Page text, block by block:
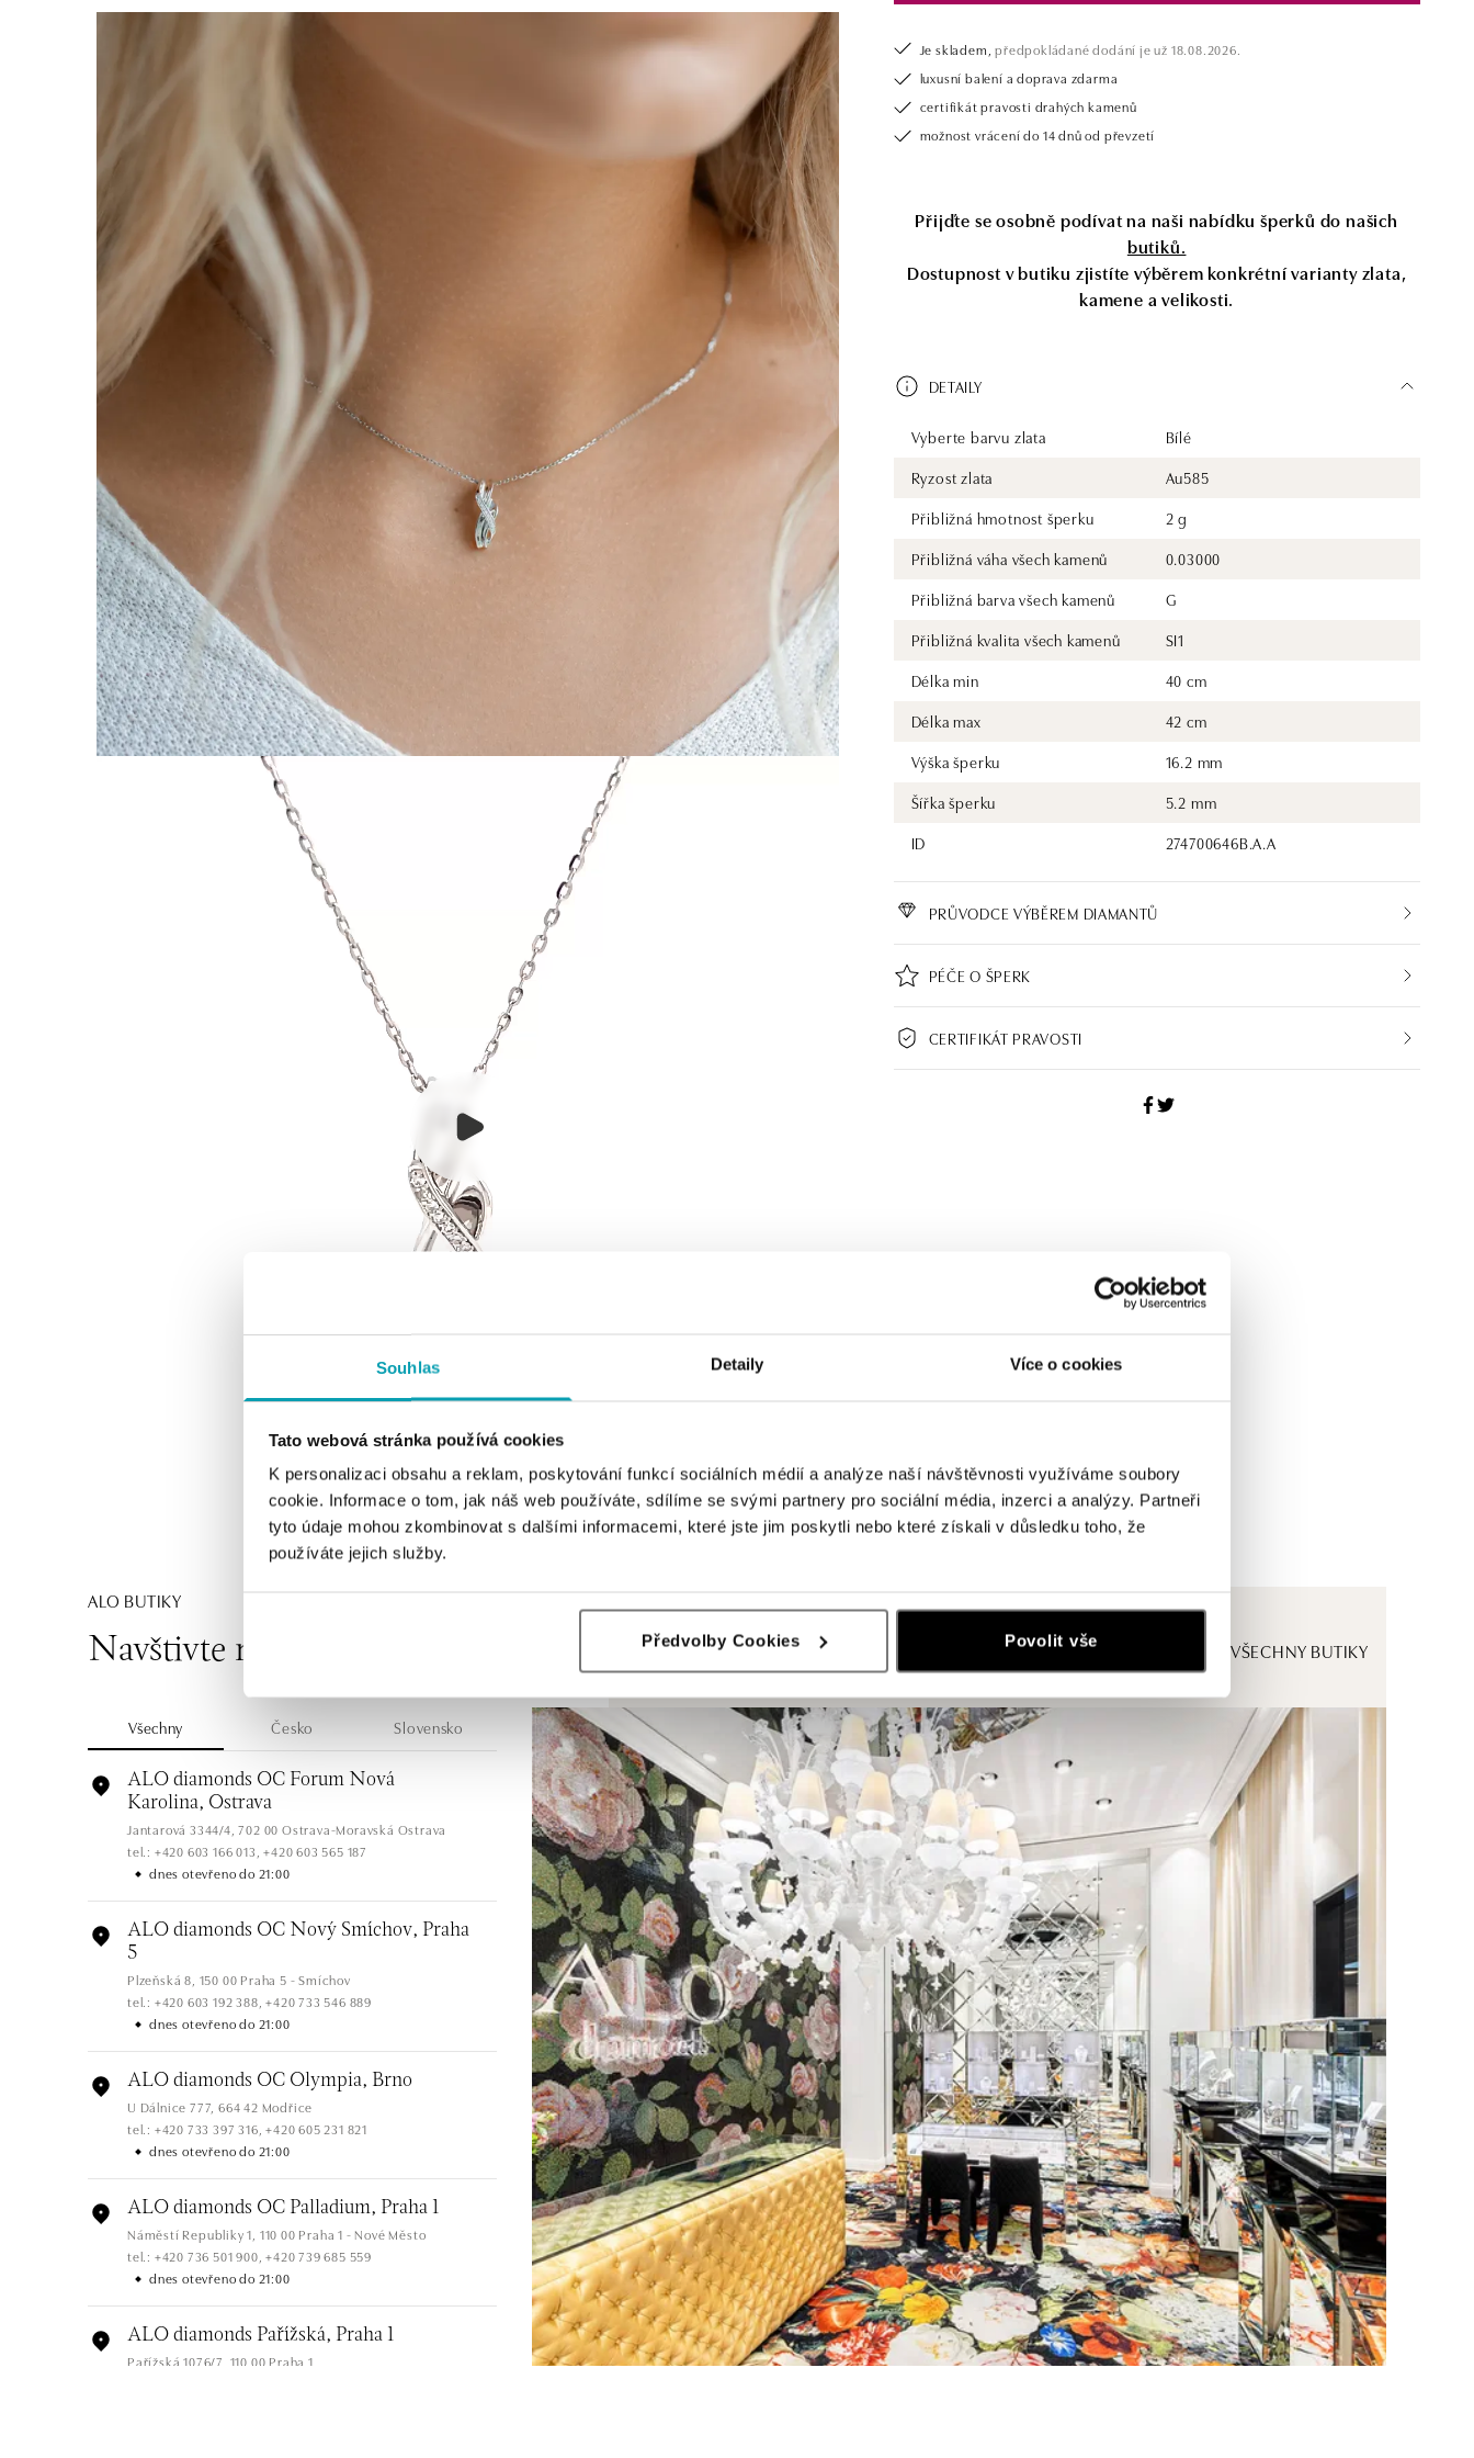
Souhlas Detaily Více o cookies
Tato webová stránka používá cookies
K personalizaci obsahu a reklam, poskytování funkcí sociálních médií a analýze naší návštěvnosti využíváme soubory
cookie. Informace o tom, jak náš web používáte, sdílíme se svými partnery pro sociální média, inzerci a analýzy. Partneři
tyto údaje mohou zkombinovat s dalšími informacemi, které jste jim poskytli nebo které získali v důsledku toho, že
používáte jejich služby.
Předvolby Cookies Povolit vše
Je skladem, předpokládané dodání je už 18.08.2026.
luxusní balení a doprava zdarma
certifikát pravosti drahých kamenů
možnost vrácení do 14 dnů od převzetí
Přijďte se osobně podívat na naši nabídku šperků do našich
butiků.
Dostupnost v butiku zjistíte výběrem konkrétní varianty zlata,
kamene a velikosti.
DETAILY
Vyberte barvu zlata
Bílé
Ryzost zlata
Au585
Přibližná hmotnost šperku
2 g
Přibližná váha všech kamenů
0.03000
Přibližná barva všech kamenů
G
Přibližná kvalita všech kamenů
SI1
Délka min
40 cm
Délka max
42 cm
Výška šperku
16.2 mm
Šířka šperku
5.2 mm
ID
274700646B.A.A
PRŮVODCE VÝBĚREM DIAMANTŮ
PÉČE O ŠPERK
CERTIFIKÁT PRAVOSTI
ALO BUTIKY
Navštivte naše butiky ZOBRAZIT VŠECHNY BUTIKY
Všechny Česko Slovensko
ALO diamonds OC Forum Nová
Karolina, Ostrava
Jantarová 3344/4, 702 00 Ostrava-Moravská Ostrava
tel.: +420 603 166 013, +420 603 565 187
dnes otevřeno do 21:00
ALO diamonds OC Nový Smíchov, Praha
5
Plzeňská 8, 150 00 Praha 5 - Smíchov
tel.: +420 603 192 388, +420 733 546 889
dnes otevřeno do 21:00
ALO diamonds OC Olympia, Brno
U Dálnice 777, 664 42 Modřice
tel.: +420 733 397 316, +420 605 231 821
dnes otevřeno do 21:00
ALO diamonds OC Palladium, Praha 1
Náměstí Republiky 1, 110 00 Praha 1 - Nové Město
tel.: +420 736 501 900, +420 739 685 559
dnes otevřeno do 21:00
ALO diamonds Pařížská, Praha 1
Pařížská 1076/7, 110 00 Praha 1